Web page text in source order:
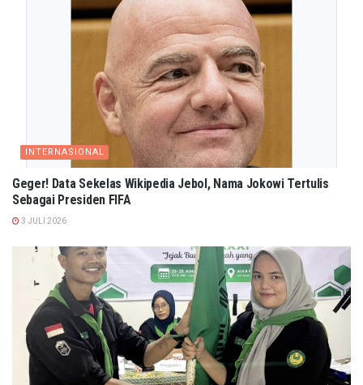
INTERNASIONAL
Geger! Data Sekelas Wikipedia Jebol, Nama Jokowi Tertulis
Sebagai Presiden FIFA
3 JULI 2026